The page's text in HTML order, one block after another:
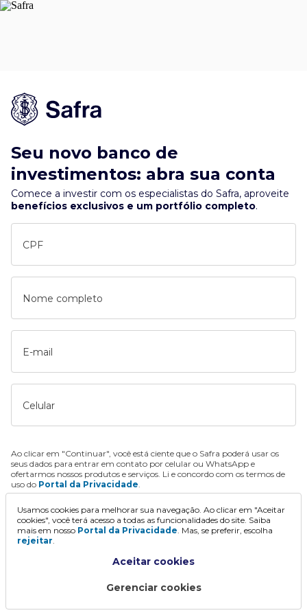
Seu novo banco de
investimentos: abra sua conta
Comece a investir com os especialistas do Safra, aproveite
benefícios exclusivos e um portfólio completo.
CPF
Nome completo
E-mail
Celular
Ao clicar em "Continuar", você está ciente que o Safra poderá usar os
seus dados para entrar em contato por celular ou WhatsApp e
ofertarmos nossos produtos e serviços. Li e concordo com os termos de
uso do Portal da Privacidade.
Continuar
Usamos cookies para melhorar sua navegação. Ao clicar em "Aceitar
cookies", você terá acesso a todas as funcionalidades do site. Saiba
mais em nosso Portal da Privacidade. Mas, se preferir, escolha
rejeitar.
Aceitar cookies
Gerenciar cookies